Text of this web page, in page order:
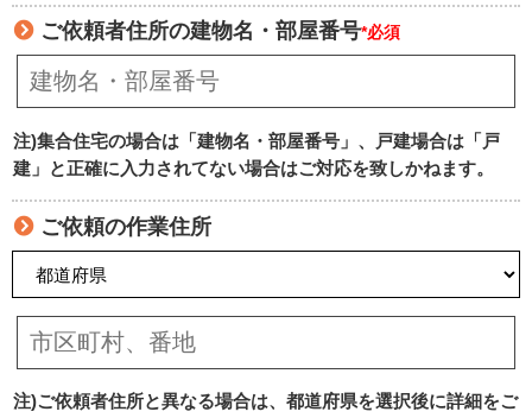
ご依頼者住所の建物名・部屋番号*必須
注)集合住宅の場合は「建物名・部屋番号」、戸建場合は「戸
建」と正確に入力されてない場合はご対応を致しかねます。
ご依頼の作業住所
注)ご依頼者住所と異なる場合は、都道府県を選択後に詳細をご